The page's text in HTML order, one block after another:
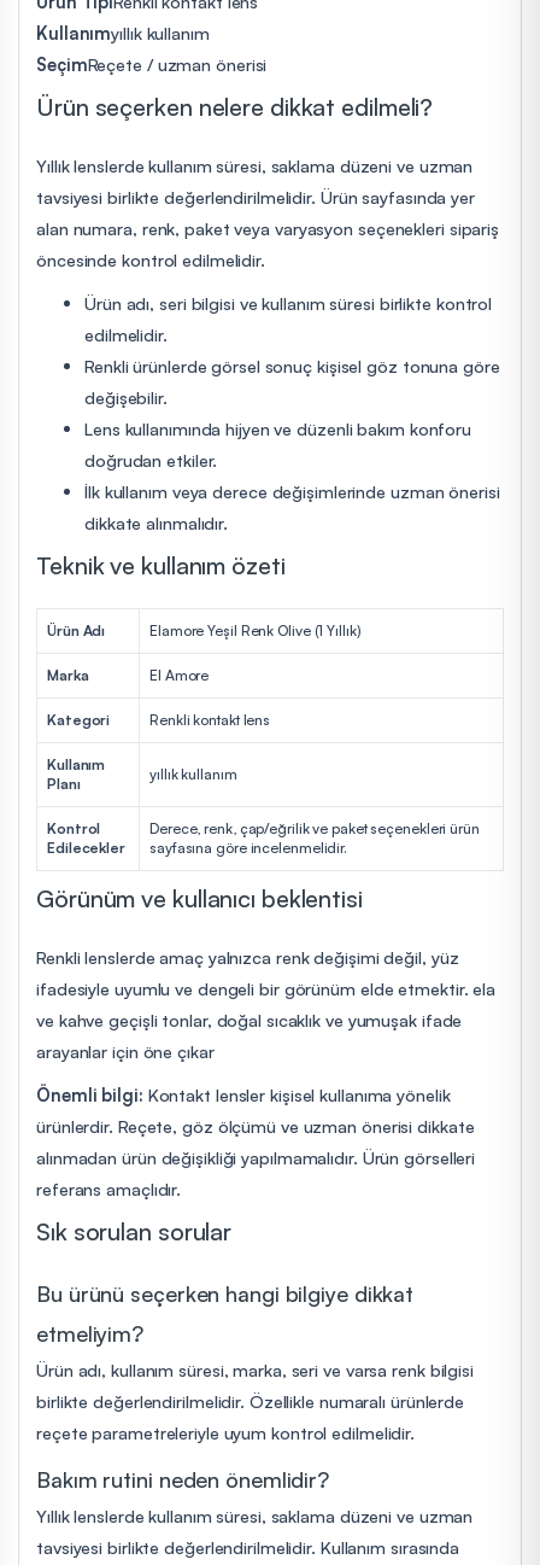
Kullanımyıllık kullanım
SeçimReçete / uzman önerisi
Ürün seçerken nelere dikkat edilmeli?
Yıllık lenslerde kullanım süresi, saklama düzeni ve uzman
tavsiyesi birlikte değerlendirilmelidir. Ürün sayfasında yer
alan numara, renk, paket veya varyasyon seçenekleri sipariş
öncesinde kontrol edilmelidir.
Ürün adı, seri bilgisi ve kullanım süresi birlikte kontrol
edilmelidir.
Renkli ürünlerde görsel sonuç kişisel göz tonuna göre
değişebilir.
Lens kullanımında hijyen ve düzenli bakım konforu
doğrudan etkiler.
İlk kullanım veya derece değişimlerinde uzman önerisi
dikkate alınmalıdır.
Teknik ve kullanım özeti
Ürün Adı Elamore Yeşil Renk Olive (1 Yıllık)
Marka El Amore
Kategori Renkli kontakt lens
Kullanım
Planı
yıllık kullanım
Kontrol
Edilecekler
Derece, renk, çap/eğrilik ve paket seçenekleri ürün
sayfasına göre incelenmelidir.
Görünüm ve kullanıcı beklentisi
Renkli lenslerde amaç yalnızca renk değişimi değil, yüz
ifadesiyle uyumlu ve dengeli bir görünüm elde etmektir. ela
ve kahve geçişli tonlar, doğal sıcaklık ve yumuşak ifade
arayanlar için öne çıkar
Önemli bilgi: Kontakt lensler kişisel kullanıma yönelik
ürünlerdir. Reçete, göz ölçümü ve uzman önerisi dikkate
alınmadan ürün değişikliği yapılmamalıdır. Ürün görselleri
referans amaçlıdır.
Sık sorulan sorular
Bu ürünü seçerken hangi bilgiye dikkat
etmeliyim?
Ürün adı, kullanım süresi, marka, seri ve varsa renk bilgisi
birlikte değerlendirilmelidir. Özellikle numaralı ürünlerde
reçete parametreleriyle uyum kontrol edilmelidir.
Bakım rutini neden önemlidir?
Yıllık lenslerde kullanım süresi, saklama düzeni ve uzman
tavsiyesi birlikte değerlendirilmelidir. Kullanım sırasında